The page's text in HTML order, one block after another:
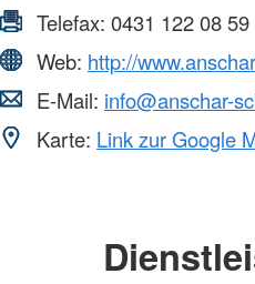
Telefax: 0431 122 08 59
Web: http://
E-Mail: info@anschar-
Karte: Link zur Google